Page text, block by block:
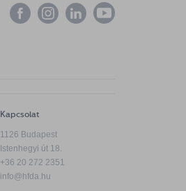
Kapcsolat
1126 Budapest
Istenhegyi út 18.
+36 20 272 2351
info@hfda.hu